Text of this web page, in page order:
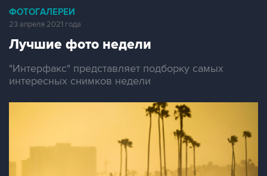
ФОТОГАЛЕРЕИ
23 апреля 2021 года
Лучшие фото недели
"Интерфакс" представляет подборку самых
интересных снимков недели